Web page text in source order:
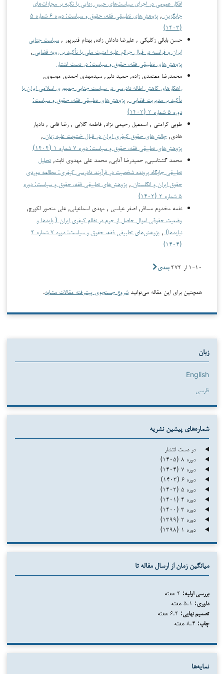
افکار عمومی در اجرای سیاست‌های حبس زدایی با تکیه بر مجازات‌های
جایگزین ,
پژوهش‌های تطبیقی فقه، حقوق و سیاست: دوره ۶ شماره ۵
(۱۴۰۳)
حسن بابائی زکلیکی , علیرضا داداش زاده, بهنام قنبرپور , سیاست جنایی
ایران و فرانسه در قبال جرائم علیه امنیت ملی با تأکید بر رویه قضایی ,
پژوهش‌های تطبیقی فقه، حقوق و سیاست: در دست انتشار
محمدرضا معتمدی‏ زاده, حمید دلیر, سیدمهدی احمدی موسوی,
راهکارهای کاهش اطاله دادرسی در سیاست جنایی جمهوری اسلامی ایران با
تأکید بر مدیریت قضایی , پژوهش‌های تطبیقی فقه، حقوق و سیاست:
دوره ۵ شماره ۲ (۱۴۰۲)
طوبی کرامتی , اسمعیل رحیمی نژاد, فاطمه گلابی , رضا فانی , دادیار
هادی, چالش‌های حقوق کیفری ایران در قبال خشونت علیه زنان ,
پژوهش‌های تطبیقی فقه، حقوق و سیاست: دوره ۷ شماره ۱ (۱۴۰۴)
محمد گشتاسبی, حمیدرضا آدابی, محمد علی مهدوی ثابت, تحلیل
تطبیقی جایگاه پرونده شخصیت در فرآیند دادرسی کیفری: مطالعه موردی
حقوق ایران و انگلستان , پژوهش‌های تطبیقی فقه، حقوق و سیاست: دوره
۵ شماره ۲ (۱۴۰۲)
نغمه مخدوم مسافر, اصغر عباسی , مهدی اسماعیلی, علی منصور لکورج,
وضعیت حقوقی اموال حاصل از جرم در نظام کیفری ایران ( بایدها و
نبایدها) ,
پژوهش‌های تطبیقی فقه، حقوق و سیاست: دوره ۷ شماره ۳
(۱۴۰۴)
۱-۱۰ از ۳۷۳ بعدی
همچنین برای این مقاله می‌توانید شروع جستجوی پیشرفته مقالات مشابه.
زبان
English
فارسی
شماره‌های پیشین نشریه
در دست انتشار
دوره ۸ (۱۴۰۵)
دوره ۷ (۱۴۰۴)
دوره ۶ (۱۴۰۳)
دوره ۵ (۱۴۰۲)
دوره ۴ (۱۴۰۱)
دوره ۳ (۱۴۰۰)
دوره ۲ (۱۳۹۹)
دوره ۱ (۱۳۹۸)
میانگین زمان از ارسال مقاله تا
بررسی اولیه:
داوری:
تصمیم نهایی:
چاپ:
نمایه‌ها